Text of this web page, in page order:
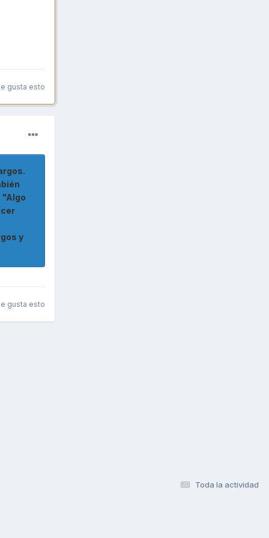
le gusta esto
"Algo
y
le gusta esto
Toda la actividad